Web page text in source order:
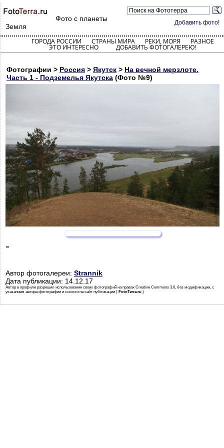
Добавить фото!
Фото с планеты
Земля
ГОРОДА РОССИИ СТРАНЫ МИРА РЕКИ, МОРЯ РАЗНОЕ
ЭТО ИНТЕРЕСНО ДОБАВИТЬ ФОТОГАЛЕРЕЮ!
Фотографии > Россия > Якутск > На вечной мерзлоте.
Часть 1 - Подземелья Якутска (Фото №9)
-
Автор фотогалереи: Strannik
Дата публикации: 14.12.17
Автор в профиле разрешил использование своих фотографий на правах Creative Commons 3.0, без модификации, с
указанием автора фотографии и ссылки на сайт публикации ( FotoTerra.ru )